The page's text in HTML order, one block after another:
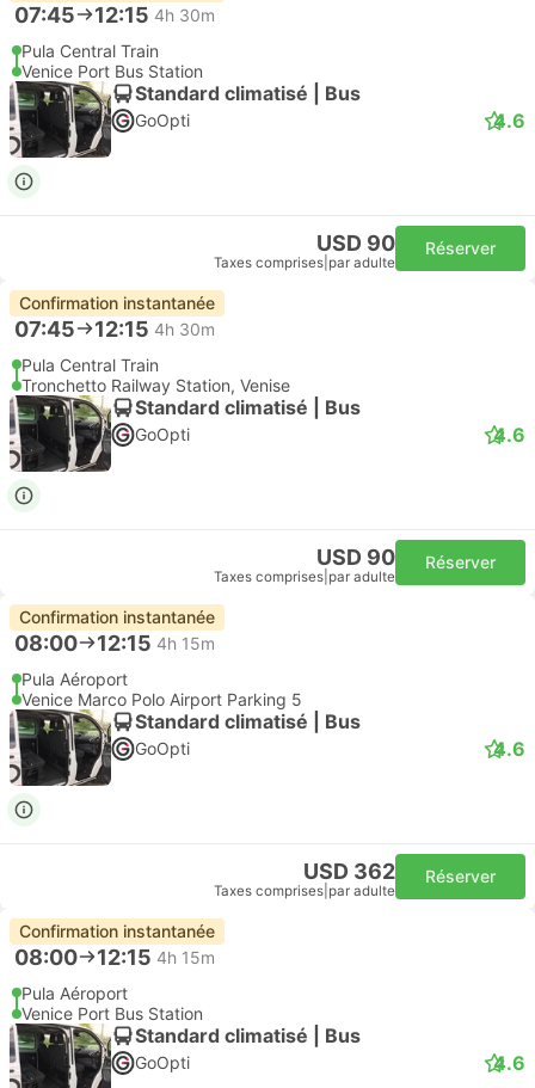
07:45 12:15 4h 30m
Pula Central Train
Venice Port Bus Station
Standard climatisé | Bus
GoOpti 4.6
USD 90
Taxes comprises par adulte
Réserver
Confirmation instantanée
07:45 12:15 4h 30m
Pula Central Train
Tronchetto Railway Station, Venise
Standard climatisé | Bus
GoOpti 4.6
USD 90
Taxes comprises par adulte
Réserver
Confirmation instantanée
08:00 12:15 4h 15m
Pula Aéroport
Venice Marco Polo Airport Parking 5
Standard climatisé | Bus
GoOpti 4.6
USD 362
Taxes comprises par adulte
Réserver
Confirmation instantanée
08:00 12:15 4h 15m
Pula Aéroport
Venice Port Bus Station
Standard climatisé | Bus
GoOpti 4.6